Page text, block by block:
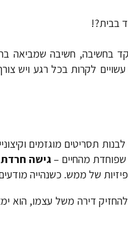
בבית?!
בחשיבה, חשיבה שמביאה
לקרות בכל רגע ויש
תסריטים מוגזמים
שפוחדת מהחיים –גישה
של ממש. כשנהייה
דירה משל עצמו, הוא